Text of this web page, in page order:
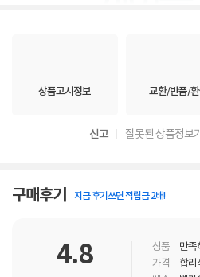
상품고시정보 교환/반품/
신고 잘못된 상품정보
구매후기 지금 후기쓰면 적립금 2배!
4.8 상품 만족
가격
합리